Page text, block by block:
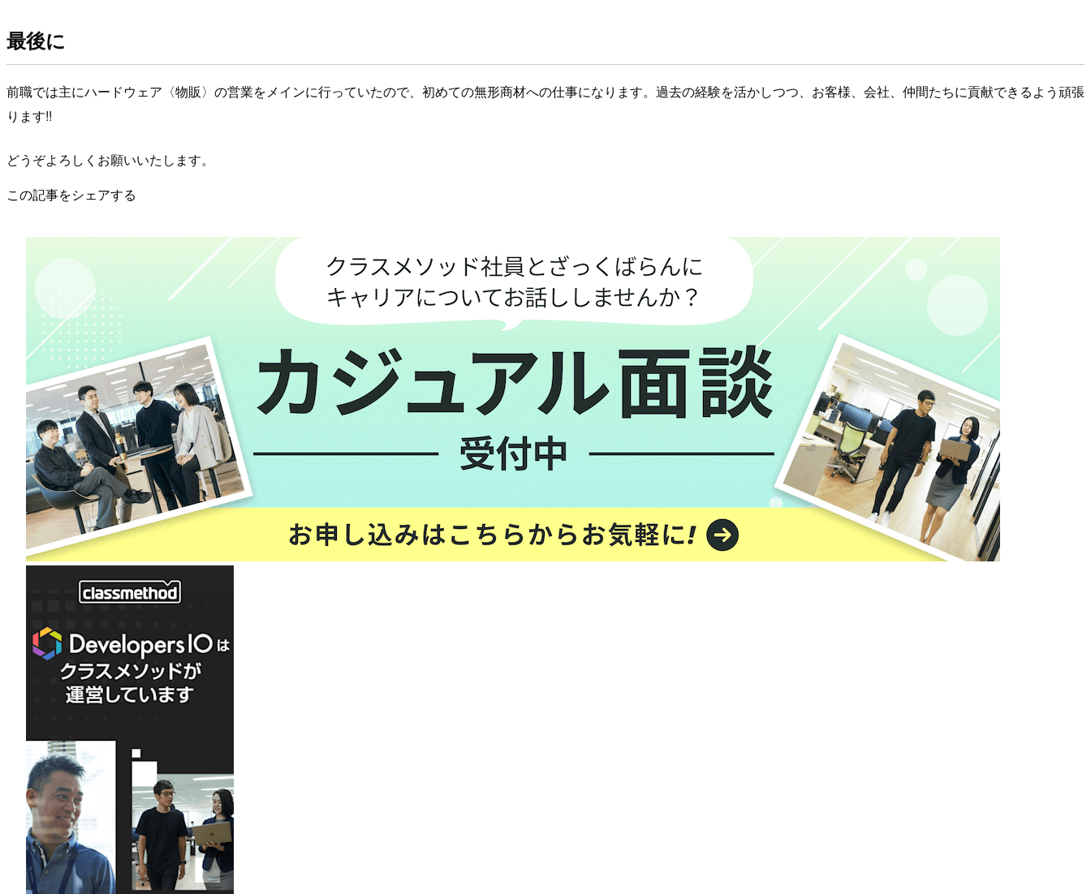
最後に
前職では主にハードウェア〈物販〉の営業をメインに行っていたので、初めての無形商材への仕事になります。過去の経験を活かしつつ、お客様、会社、仲間たちに貢献できるよう頑張
ります!!
どうぞよろしくお願いいたします。
この記事をシェアする